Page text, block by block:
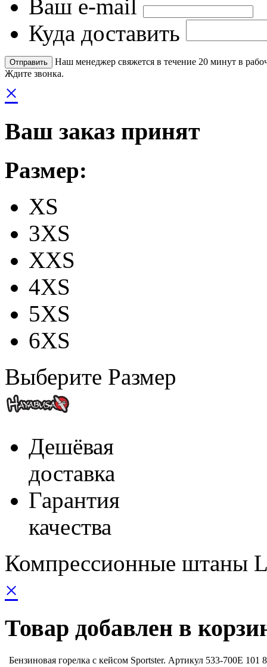
Ваш e-mail
Куда доставить
Наш менеджер свяжется в течение 20 минут в
Ждите звонка.
×
Ваш заказ принят
Размер:
XS
3XS
XXS
4XS
5XS
6XS
Выберите Размер
Дешёвая
доставка
Гарантия
качества
Компрессионные штаны
×
Товар добавлен в
Бензиновая горелка с кейсом Sportster. Артикул 533-700E 101